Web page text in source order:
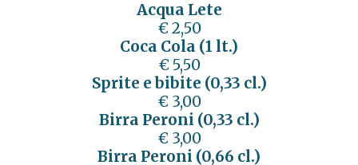
Acqua Lete
€ 2,50
Coca Cola (1 lt.)
€ 5,50
Sprite e bibite (0,33 cl.)
€ 3,00
Birra Peroni (0,33 cl.)
€ 3,00
Birra Peroni (0,66 cl.)